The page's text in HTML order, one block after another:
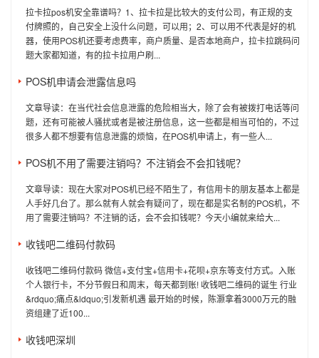
拉卡拉pos机安全靠谱吗？1、拉卡拉是比较大的支付公司，有正规的支
付牌照的，自己安全上没什么问题，可以用；2、可以用不代表是好的机
器，使用POS机还要考虑费率，商户质量、是否本地商户，拉卡拉跳码问
题大家都知道，有的拉卡拉用户刷...
POS机申请会泄露信息吗
文章导读：在当代社会信息泄露的危险相当大，除了会有被拨打电话等问
题，还有可能被人骚扰或者是被注册信息，这一些都是相当可怕的，不过
很多人都不想要有信息泄露的烦恼，在POS机申请上，有一些人...
POS机不用了需要注销吗？不注销会不会扣钱呢？
文章导读：现在大家对POS机已经不陌生了，有信用卡的朋友基本上都是
人手好几台了。那么就有人就会有疑问了，现在都是实名制的POS机，不
用了需要注销吗？不注销的话，会不会扣钱呢？今天小编就来给大...
收钱吧二维码付款码
收钱吧二维码付款码 微信+支付宝+信用卡+花呗+京东等支付方式。入账
个人银行卡，不分节假日和周末，每天都到账! 收钱吧二维码的诞生 行业
&rdquo;痛点&ldquo;引发新机遇 最开始的时候，陈灏拿着3000万元的融
资组建了近100...
收钱吧深圳